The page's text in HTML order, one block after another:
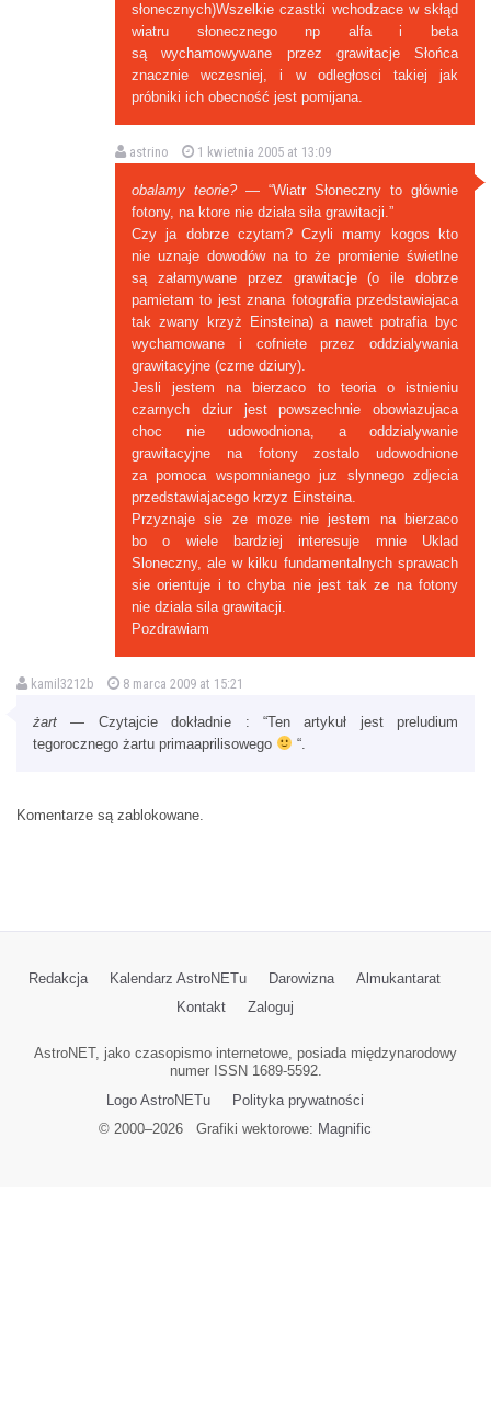
słonecznych)Wszelkie czastki wchodzace w skłąd
wiatru słonecznego np alfa i beta
są wychamowywane przez grawitacje Słońca
znacznie wczesniej, i w odległosci takiej jak
próbniki ich obecność jest pomijana.
astrino 1 kwietnia 2005 at 13:09
obalamy teorie?— “Wiatr Słoneczny to głównie
fotony, na ktore nie działa siła grawitacji.”
Czy ja dobrze czytam? Czyli mamy kogos kto
nie uznaje dowodów na to że promienie świetlne
są załamywane przez grawitacje (o ile dobrze
pamietam to jest znana fotografia przedstawiajaca
tak zwany krzyż Einsteina) a nawet potrafia byc
wychamowane i cofniete przez oddzialywania
grawitacyjne (czrne dziury).
Jesli jestem na bierzaco to teoria o istnieniu
czarnych dziur jest powszechnie obowiazujaca
choc nie udowodniona, a oddzialywanie
grawitacyjne na fotony zostalo udowodnione
za pomoca wspomnianego juz slynnego zdjecia
przedstawiajacego krzyz Einsteina.
Przyznaje sie ze moze nie jestem na bierzaco
bo o wiele bardziej interesuje mnie Uklad
Sloneczny, ale w kilku fundamentalnych sprawach
sie orientuje i to chyba nie jest tak ze na fotony
nie dziala sila grawitacji.
Pozdrawiam
kamil3212b 8 marca 2009 at 15:21
żart — Czytajcie dokładnie : “Ten artykuł jest preludium
tegorocznego żartu primaaprilisowego
“.
Komentarze są zablokowane.
Redakcja Kalendarz AstroNETu Darowizna
Almukantarat
Kontakt
Zaloguj
AstroNET, jako czasopismo internetowe, posiada międzynarodowy
numer ISSN 1689-5592.
Logo AstroNETu
Polityka prywatności
© 2000–2026Grafiki wektorowe: Magnific